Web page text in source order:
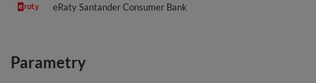
eRaty Santander Consumer Bank
Parametry